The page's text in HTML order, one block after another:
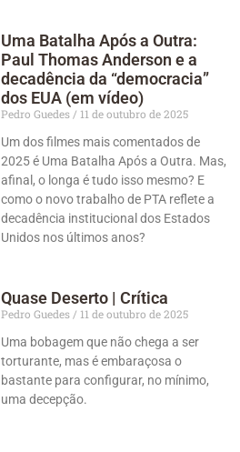
Uma Batalha Após a Outra:
Paul Thomas Anderson e a
decadência da “democracia”
dos EUA (em vídeo)
Pedro Guedes
11 de outubro de 2025
Um dos filmes mais comentados de
2025 é Uma Batalha Após a Outra. Mas,
afinal, o longa é tudo isso mesmo? E
como o novo trabalho de PTA reflete a
decadência institucional dos Estados
Unidos nos últimos anos?
Quase Deserto | Crítica
Pedro Guedes
11 de outubro de 2025
Uma bobagem que não chega a ser
torturante, mas é embaraçosa o
bastante para configurar, no mínimo,
uma decepção.